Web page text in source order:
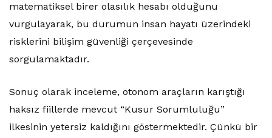
matematiksel birer olasılık hesabı olduğunu
vurgulayarak, bu durumun insan hayatı üzerindeki
risklerini bilişim güvenliği çerçevesinde
sorgulamaktadır.
Sonuç olarak inceleme, otonom araçların karıştığı
haksız fiillerde mevcut “Kusur Sorumluluğu”
ilkesinin yetersiz kaldığını göstermektedir. Çünkü bir